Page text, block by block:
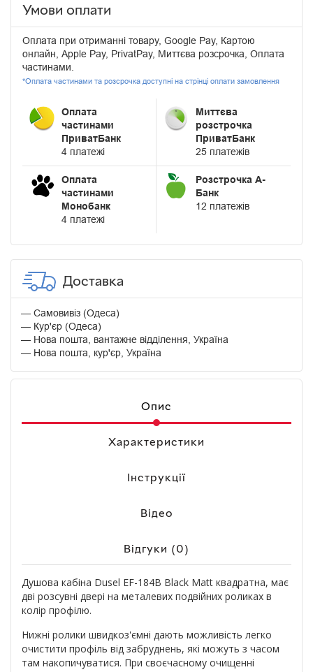
Умови оплати
Оплата при отриманні товару, Google Pay, Картою
онлайн, Apple Pay, PrivatPay, Миттєва розсрочка, Оплата
частинами.
*Оплата частинами та розсрочка доступні на стрінці оплати замовлення
Оплата
частинами
ПриватБанк
4 платежі
Миттєва
розстрочка
ПриватБанк
25 платежів
Оплата
частинами
Монобанк
4 платежі
Розстрочка А-
Банк
12 платежів
Доставка
Самовивіз (Одеса)
Кур'єр (Одеса)
Нова пошта, вантажне відділення, Україна
Нова пошта, кур'єр, Україна
Опис
Характеристики
Інструкції
Відео
Відгуки (0)
Душова кабіна Dusel EF-184B Black Matt квадратна, має
дві розсувні двері на металевих подвійних роликах в
колір профілю.
Нижні ролики швидкоз'ємні дають можливість легко
очистити профіль від забруднень, які можуть з часом
там накопичуватися. При своєчасному очищенні